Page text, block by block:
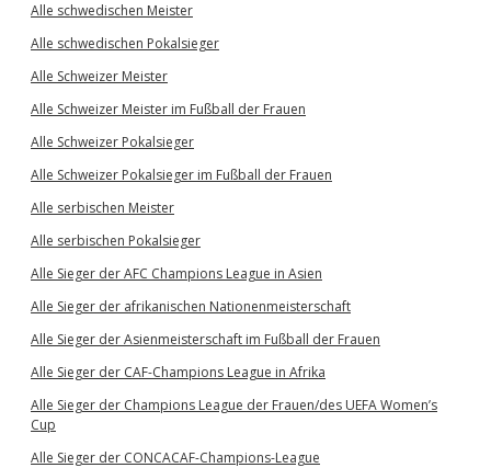
Alle schwedischen Meister
Alle schwedischen Pokalsieger
Alle Schweizer Meister
Alle Schweizer Meister im Fußball der Frauen
Alle Schweizer Pokalsieger
Alle Schweizer Pokalsieger im Fußball der Frauen
Alle serbischen Meister
Alle serbischen Pokalsieger
Alle Sieger der AFC Champions League in Asien
Alle Sieger der afrikanischen Nationenmeisterschaft
Alle Sieger der Asienmeisterschaft im Fußball der Frauen
Alle Sieger der CAF-Champions League in Afrika
Alle Sieger der Champions League der Frauen/des UEFA Women’s
Cup
Alle Sieger der CONCACAF-Champions-League